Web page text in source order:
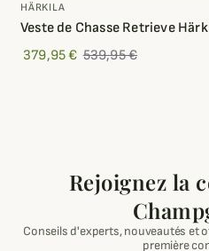
HÄRKILA
Veste de Chasse Retrieve
379,95 € 539,95 €
Rejoignez la
Conseils d'experts, nouveautés et
première